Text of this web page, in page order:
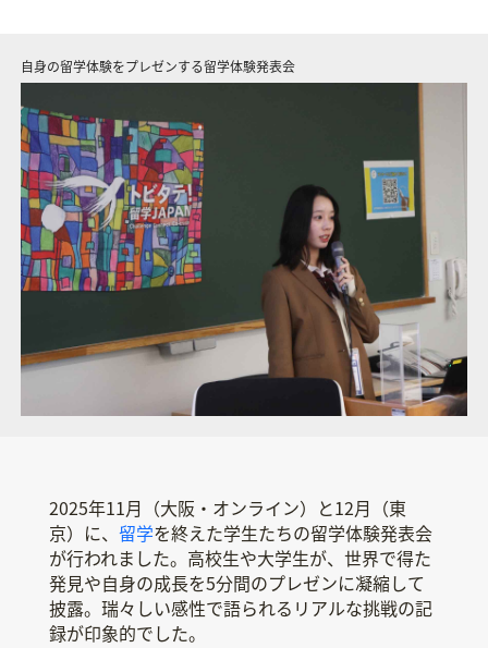
自身の留学体験をプレゼンする留学体験発表会
2026年度派遣留学生募集中
トビタテ第2ステージから「拠点形成支援事業」が始動！
2025年11月（大阪・オンライン）と12月（東
京）に、 留学を終えた学生たちの留学体験発表会
が行われました。高校生や大学生が、世界で得た
発見や自身の成長を5分間のプレゼンに凝縮して
披露。瑞々しい感性で語られるリアルな挑戦の記
録が印象的でした。
2026年度は、高校生700名、大学生250名の派遣
留学生を募集。成績・語学力不問、返済不要の奨
学金で「自分だけの留学計画」を支援します。締
切は大学生（新大学1年生以外）は2月27日、新大
学1年生は4月23日、新高校1年生は4月21日。
（新高校1年生以外の高校生は募集を終了。）
トビタテ第2ステージから新たに始まった取り組
みが、「拠点形成支援事業」という各県が高校生
を対象に実施するプログラム。地域の産学官が連
携し、地元課題を自分事として海外で探究する
「グローバル探究リーダー」を育成。世界での学
びを地元の発展に繋げたい若者を支援します。